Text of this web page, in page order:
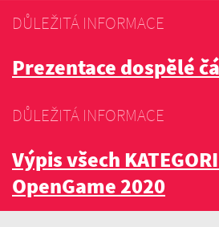
DŮLEŽITÁ INFORMACE
Prezentace dospělé
DŮLEŽITÁ INFORMACE
Výpis všech
OpenGame 2020